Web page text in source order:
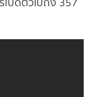
ปิดตัวไปถึง 357